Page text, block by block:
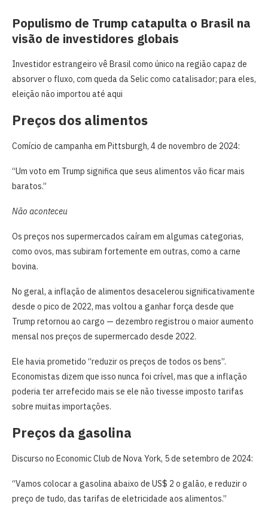
Populismo de Trump catapulta o Brasil na
visão de investidores globais
Investidor estrangeiro vê Brasil como único na região capaz de
absorver o fluxo, com queda da Selic como catalisador; para eles,
eleição não importou até aqui
Preços dos alimentos
Comício de campanha em Pittsburgh, 4 de novembro de 2024:
“Um voto em Trump significa que seus alimentos vão ficar mais
baratos.”
Não aconteceu
Os preços nos supermercados caíram em algumas categorias,
como ovos, mas subiram fortemente em outras, como a carne
bovina.
No geral, a inflação de alimentos desacelerou significativamente
desde o pico de 2022, mas voltou a ganhar força desde que
Trump retornou ao cargo — dezembro registrou o maior aumento
mensal nos preços de supermercado desde 2022.
Ele havia prometido “reduzir os preços de todos os bens”.
Economistas dizem que isso nunca foi crível, mas que a inflação
poderia ter arrefecido mais se ele não tivesse imposto tarifas
sobre muitas importações.
Preços da gasolina
Discurso no Economic Club de Nova York, 5 de setembro de 2024:
“Vamos colocar a gasolina abaixo de US$ 2 o galão, e reduzir o
preço de tudo, das tarifas de eletricidade aos alimentos.”